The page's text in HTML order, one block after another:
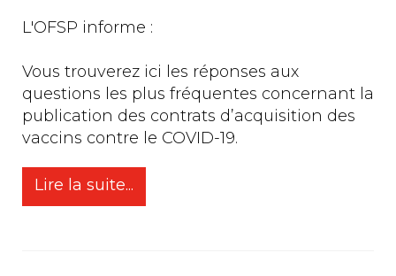
L'OFSP informe :
Vous trouverez ici les réponses aux
questions les plus fréquentes concernant la
publication des contrats d’acquisition des
vaccins contre le COVID-19.
Lire la suite...